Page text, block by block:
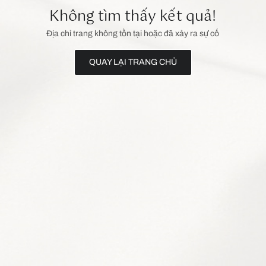
Không tìm thấy kết quả!
Địa chỉ trang không tồn tại hoặc đã xảy ra sự cố
QUAY LẠI TRANG CHỦ